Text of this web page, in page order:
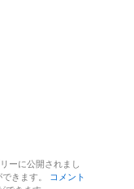
ーに公開されまし
きます。
コメント